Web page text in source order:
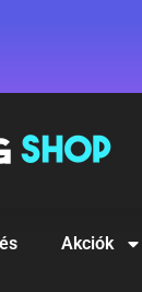
Akciók